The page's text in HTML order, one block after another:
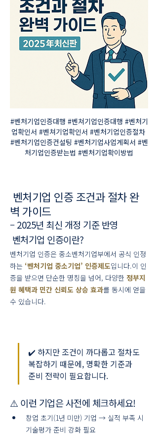
#벤처기업인증대행 #벤쳐기업인증대행 #벤처기
업확인서 #벤쳐기업확인서 #벤처기업인증절차
#벤처기업인증컨설팅 #벤처기업사업계획서 #벤
처기업인증받는법 #벤처기업확이방법
벤처기업 인증 조건과 절차 완
벽 가이드
– 2025년 최신 개정 기준 반영
벤처기업 인증이란?
벤처기업 인증은 중소벤처기업부에서 공식 인정
하는 ‘벤처기업 중소기업’ 인증제도입니다.이 인
증을 받으면 단순한 명칭을 넘어, 다양한 정부지
원 혜택과 민간 신뢰도 상승 효과를 동시에 얻을
수 있습니다.
✔️ 하지만 조건이 까다롭고 절차도
복잡하기 때문에, 명확한 기준과
준비 전략이 필요합니다.
⚠️ 이런 기업은 사전에 체크하세요!
창업 초기(1년 미만) 기업 → 실적 부족 시
기술평가 준비 강화 필요